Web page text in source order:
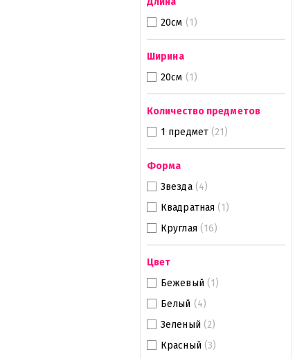
20см (1)
Ширина
20см (1)
Количество предметов
1 предмет (21)
Форма
Звезда (4)
Квадратная (1)
Круглая (16)
Цвет
Бежевый (1)
Белый (4)
Зеленый (2)
Красный (3)